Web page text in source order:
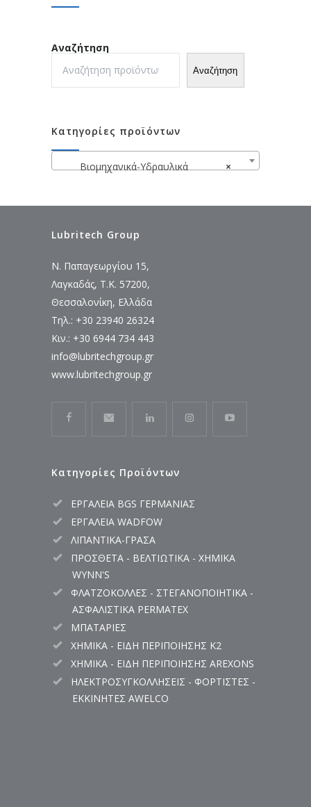
Αναζήτηση
Αναζήτηση
Κατηγορίες προϊόντων
×
Βιομηχανικά-Υδραυλικά
Lubritech Group
Ν. Παπαγεωργίου 15,
Λαγκαδάς, Τ.Κ. 57200,
Θεσσαλονίκη, Ελλάδα
Τηλ.: +30 23940 26324
Κιν.: +30 6944 734 443
info@lubritechgroup.gr
www.lubritechgroup.gr
Κατηγορίες Προϊόντων
ΕΡΓΑΛΕΙΑ BGS ΓΕΡΜΑΝΙΑΣ
ΕΡΓΑΛΕΙΑ WADFOW
ΛΙΠΑΝΤΙΚΑ-ΓΡΑΣΑ
ΠΡΟΣΘΕΤΑ - ΒΕΛΤΙΩΤΙΚΑ - ΧΗΜΙΚΑ
WYNN'S
ΦΛΑΤΖΟΚΟΛΛΕΣ - ΣΤΕΓΑΝΟΠΟΙΗΤΙΚΑ -
ΑΣΦΑΛΙΣΤΙΚΑ PERMATEX
ΜΠΑΤΑΡΙΕΣ
ΧΗΜΙΚΑ - ΕΙΔΗ ΠΕΡΙΠΟΙΗΣΗΣ K2
ΧΗΜΙΚΑ - ΕΙΔΗ ΠΕΡΙΠΟΙΗΣΗΣ AREXONS
ΗΛΕΚΤΡΟΣΥΓΚΟΛΛΗΣΕΙΣ - ΦΟΡΤΙΣΤΕΣ -
ΕΚΚΙΝΗΤΕΣ AWELCO